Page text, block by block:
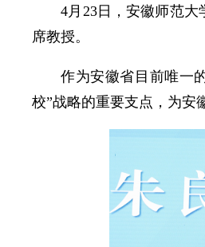
4月23日，安徽师范
席教授。
作为安徽省目前唯一
校”战略的重要支点，为安